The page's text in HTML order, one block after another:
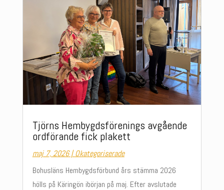
Tjörns Hembygdsförenings avgående
ordförande fick plakett
maj 7, 2026|Okategoriserade
Bohusläns Hembygdsförbund års stämma 2026
hölls på Käringön ibörjan på maj. Efter avslutade